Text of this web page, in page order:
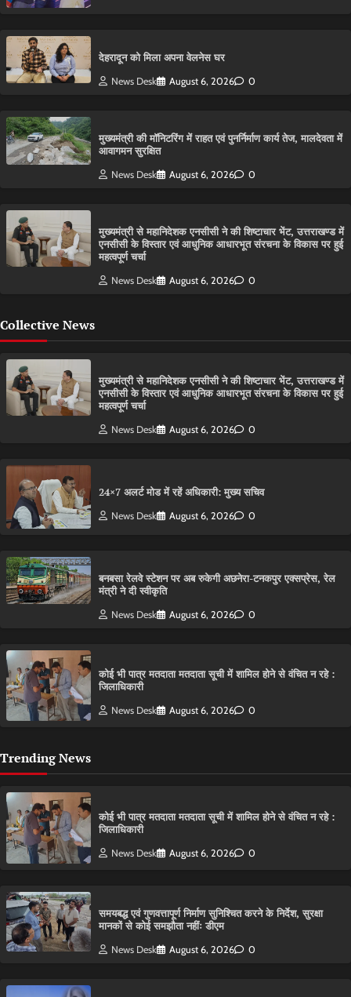
देहरादून को मिला अपना वेलनेस घर
News Desk August 6, 2026 0
मुख्यमंत्री की मॉनिटरिंग में राहत एवं पुनर्निर्माण कार्य तेज, मालदेवता में
आवागमन सुरक्षित
News Desk August 6, 2026 0
मुख्यमंत्री से महानिदेशक एनसीसी ने की शिष्टाचार भेंट, उत्तराखण्ड में
एनसीसी के विस्तार एवं आधुनिक आधारभूत संरचना के विकास पर हुई
महत्वपूर्ण चर्चा
News Desk August 6, 2026 0
Collective News
मुख्यमंत्री से महानिदेशक एनसीसी ने की शिष्टाचार भेंट, उत्तराखण्ड में
एनसीसी के विस्तार एवं आधुनिक आधारभूत संरचना के विकास पर हुई
महत्वपूर्ण चर्चा
News Desk August 6, 2026 0
24×7 अलर्ट मोड में रहें अधिकारी: मुख्य सचिव
News Desk August 6, 2026 0
बनबसा रेलवे स्टेशन पर अब रुकेगी अछनेरा-टनकपुर एक्सप्रेस, रेल
मंत्री ने दी स्वीकृति
News Desk August 6, 2026 0
कोई भी पात्र मतदाता मतदाता सूची में शामिल होने से वंचित न रहे :
जिलाधिकारी
News Desk August 6, 2026 0
Trending News
कोई भी पात्र मतदाता मतदाता सूची में शामिल होने से वंचित न रहे :
जिलाधिकारी
News Desk August 6, 2026 0
समयबद्ध एवं गुणवत्तापूर्ण निर्माण सुनिश्चित करने के निर्देश, सुरक्षा
मानकों से कोई समझौता नहींः डीएम
News Desk August 6, 2026 0